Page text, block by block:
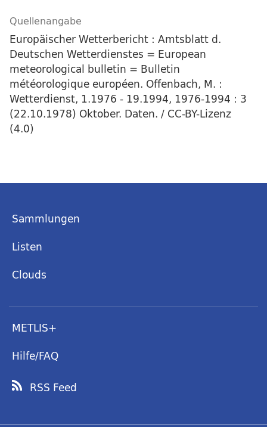
Quellenangabe
Europäischer Wetterbericht : Amtsblatt d.
Deutschen Wetterdienstes = European
meteorological bulletin = Bulletin
météorologique européen. Offenbach, M. :
Wetterdienst, 1.1976 - 19.1994, 1976-1994 : 3
(22.10.1978) Oktober. Daten. / CC-BY-Lizenz
(4.0)
Sammlungen
Listen
Clouds
METLIS+
Hilfe/FAQ
RSS Feed